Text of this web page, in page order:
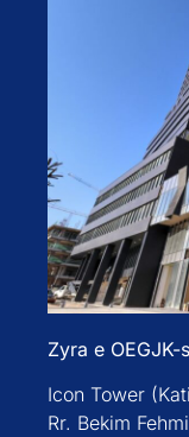
Zyra e OEGJK-
Icon Tower
Rr. Bekim